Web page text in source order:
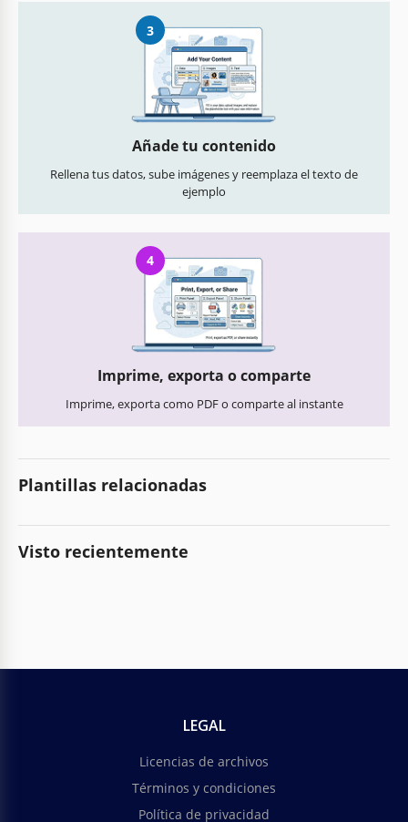
3
Añade tu contenido
Rellena tus datos, sube imágenes y reemplaza el texto de
ejemplo
4
Imprime, exporta o comparte
Imprime, exporta como PDF o comparte al instante
Plantillas relacionadas
Visto recientemente
LEGAL
Licencias de archivos
Términos y condiciones
Política de privacidad